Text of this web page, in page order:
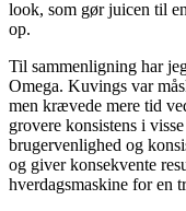
look, som gør juicen til
op.
Til sammenligning har
Omega. Kuvings var
men krævede mere tid
grovere konsistens i
brugervenlighed og
og giver konsekvente
hverdagsmaskine for en